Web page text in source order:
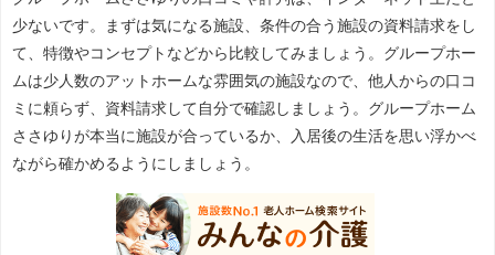
少ないです。まずは気になる施設、条件の合う施設の資料請求をし
て、特徴やコンセプトなどから比較してみましょう。グループホー
ムは少人数のアットホームな雰囲気の施設なので、他人からの口コ
ミに頼らず、資料請求して自分で確認しましょう。グループホーム
ささゆりが本当に施設が合っているか、入居後の生活を思い浮かべ
ながら確かめるようにしましょう。